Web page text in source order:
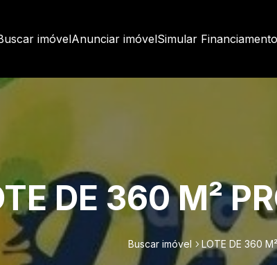
imóvelAnunciar imóvelSimular Financiamento
DE 360 M²
Buscar imóvel LOTE DE 360